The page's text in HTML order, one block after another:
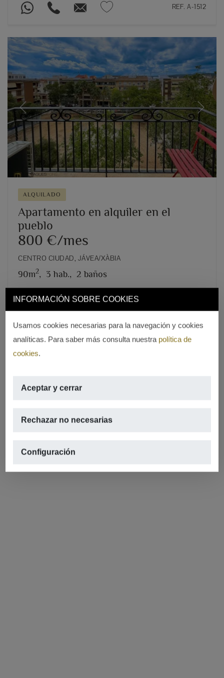
INFORMACIÓN SOBRE COOKIES
Usamos cookies necesarias para la navegación y cookies
analíticas. Para saber más consulta nuestra política de
cookies.
Aceptar y cerrar
Rechazar no necesarias
Configuración
REF. A-1512
Previous Next
ALQUILADO
Apartamento en alquiler en el
pueblo
800 €/mes
CENTRO CIUDAD, JÁVEA/XÀBIA
90m2, 3 hab., 2 baños